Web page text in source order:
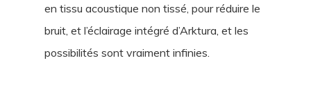
en tissu acoustique non tissé, pour réduire le
bruit, et l’éclairage intégré d’Arktura, et les
possibilités sont vraiment infinies.